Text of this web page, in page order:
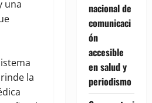
una
la
nacional de
comunicaci
ón
accesible
en salud y
periodismo